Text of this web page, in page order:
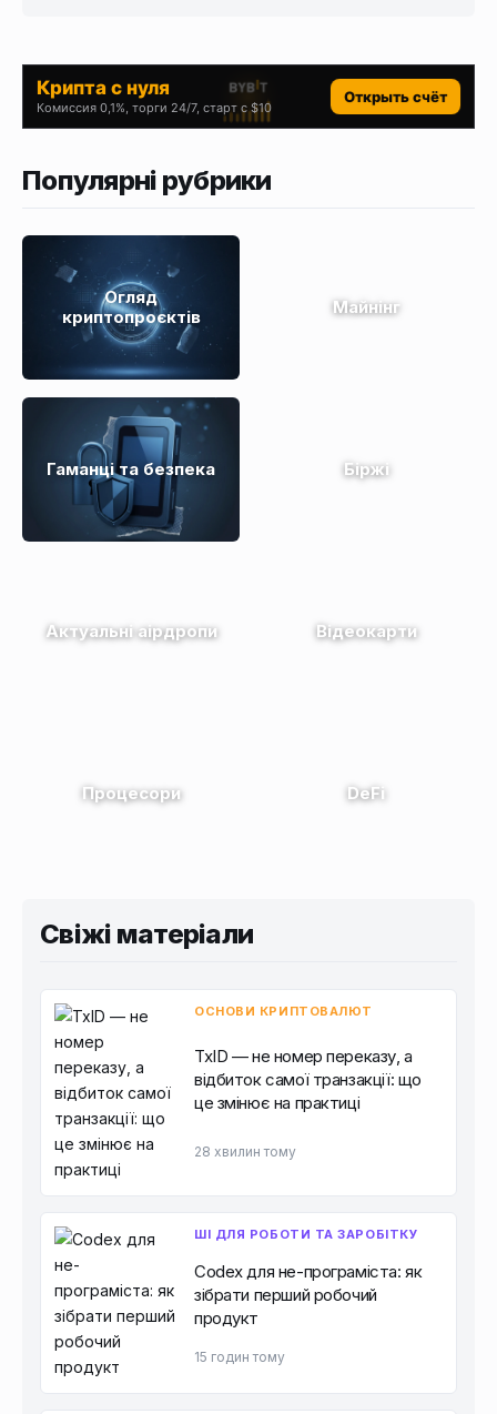
Крипта с нуля
Комиссия 0,1%, торги 24/7, старт с $10
Открыть счёт
Популярні рубрики
Огляд
криптопроєктів
Майнінг
Гаманці та безпека Біржі
Актуальні аірдропи Відеокарти
Процесори DeFi
Свіжі матеріали
ОСНОВИ КРИПТОВАЛЮТ
TxID — не номер переказу, а
відбиток самої транзакції: що
це змінює на практиці
28 хвилин тому
ШІ ДЛЯ РОБОТИ ТА ЗАРОБІТКУ
Codex для не-програміста: як
зібрати перший робочий
продукт
15 годин тому